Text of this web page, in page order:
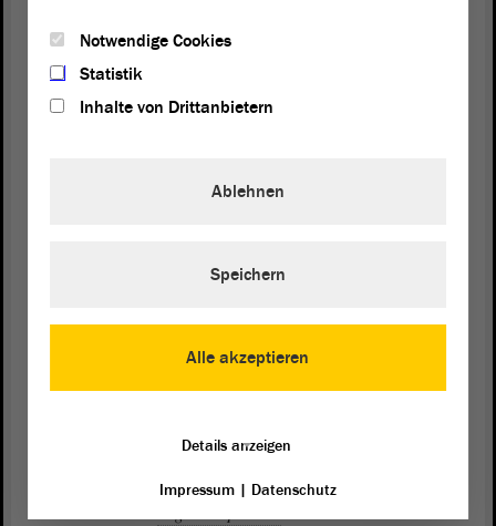
(Beifall bei der AfD)
Herr Bernstein, Sie meinen, der Ansatz mit den
Versetzungsregeln würde nicht reichen.
man unternehmen, um den Karren aus dem Dreck
nämlich auch erleichtert. Oft ist es so, dass man
um die Note 4 zu bekommen. Daran muss man
ansetzen und überhaupt daran, für welche Leistung
Ich verspreche Ihnen: Das wird eines der
Generalthemen der AfD-Bildungspolitik in der
Notwendige Cookies
Statistik
Inhalte von Drittanbietern
Alle akzeptieren
Ablehnen
Speichern
Details anzeigen
Impressum| Datenschutz